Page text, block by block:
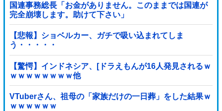
国連事務総長「お金がありません。このままでは国連が
完全崩壊します。助けて下さい」
【悲報】ショベルカー、ガチで吸い込まれてしま
う・・・・・
【驚愕】インドネシア、[ドラえもんが16人発見されるｗ
ｗｗｗｗｗｗｗｗ他
VTuberさん、祖母の「家族だけの一日葬」をした結果ｗ
ｗｗｗｗｗｗ